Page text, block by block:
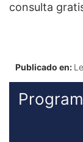
consulta
Publicado en: